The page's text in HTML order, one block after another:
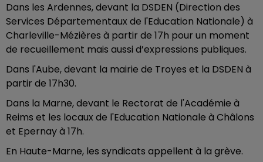
Dans les Ardennes, devant la DSDEN (Direction des
Services Départementaux de l'Education Nationale) à
Charleville-Mézières à partir de 17h pour un moment
de recueillement mais aussi d’expressions publiques.
Dans l'Aube, devant la mairie de Troyes et la DSDEN à
partir de 17h30.
Dans la Marne, devant le Rectorat de l'Académie à
Reims et les locaux de l'Education Nationale à Châlons
et Epernay à 17h.
En Haute-Marne, les syndicats appellent à la grève.